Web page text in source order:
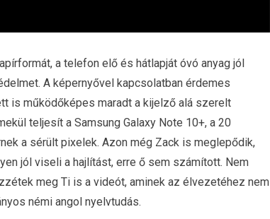
a telefon elő és hátlapját óvó anyag jól
A képernyővel kapcsolatban érdemes
is működőképes maradt a kijelző alá szerelt
teljesít a Samsung Galaxy Note 10+, a 20
a sérült pixelek. Azon még Zack is meglepődik,
jól viseli a hajlítást, erre ő sem számított. Nem
meg Ti is a videót, aminek az élvezetéhez nem
némi angol nyelvtudás.